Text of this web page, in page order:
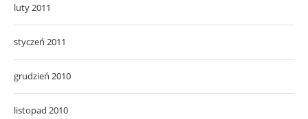
luty 2011
styczeń 2011
grudzień 2010
listopad 2010